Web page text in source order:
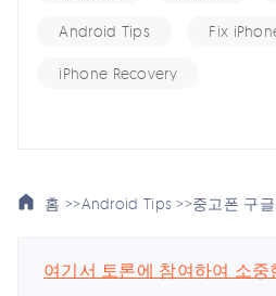
Android Tips Fix
iPhone Recovery
홈 >>Android Tips >>중고폰 구
여기서 토론에 참여하여 소